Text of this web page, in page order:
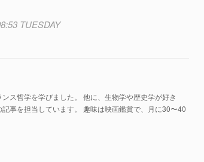
TUESDAY
ス哲学を学びました。 他に、生物学や歴史学が好き
事を担当しています。 趣味は映画鑑賞で、月に30〜40